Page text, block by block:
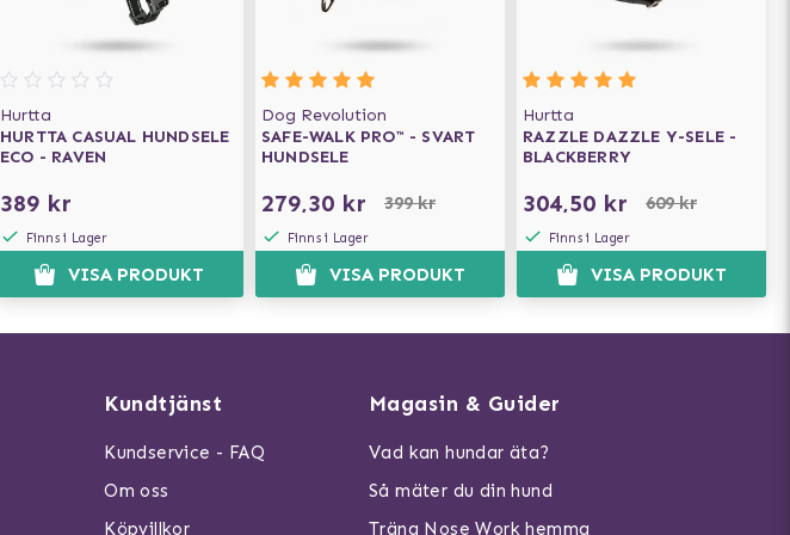
Hurtta
HURTTA CASUAL HUNDSELE
ECO - RAVEN
389 kr
Finns i Lager
VISA PRODUKT
Dog Revolution
SAFE-WALK PRO™ - SVART
HUNDSELE
279,30 kr 399 kr
Finns i Lager
VISA PRODUKT
Hurtta
RAZZLE DAZZLE Y-SELE -
BLACKBERRY
304,50 kr 609 kr
Finns i Lager
VISA PRODUKT
Kundtjänst
Kundservice - FAQ
Om oss
Köpvillkor
Magasin & Guider
Vad kan hundar äta?
Så mäter du din hund
Träna Nose Work hemma